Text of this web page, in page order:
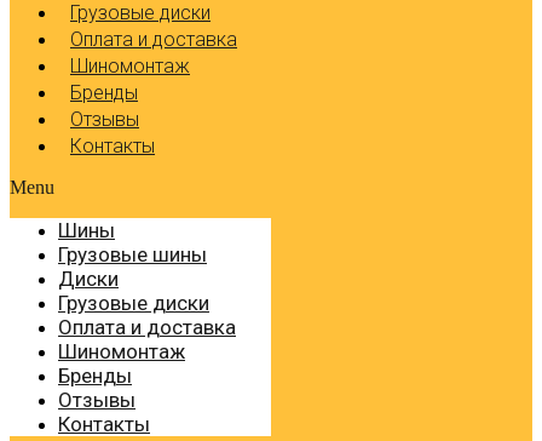
Грузовые диски
Оплата и доставка
Шиномонтаж
Бренды
Отзывы
Контакты
Menu
Шины
Грузовые шины
Диски
Грузовые диски
Оплата и доставка
Шиномонтаж
Бренды
Отзывы
Контакты